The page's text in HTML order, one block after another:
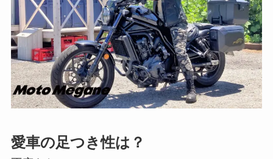
愛車の足つき性は？